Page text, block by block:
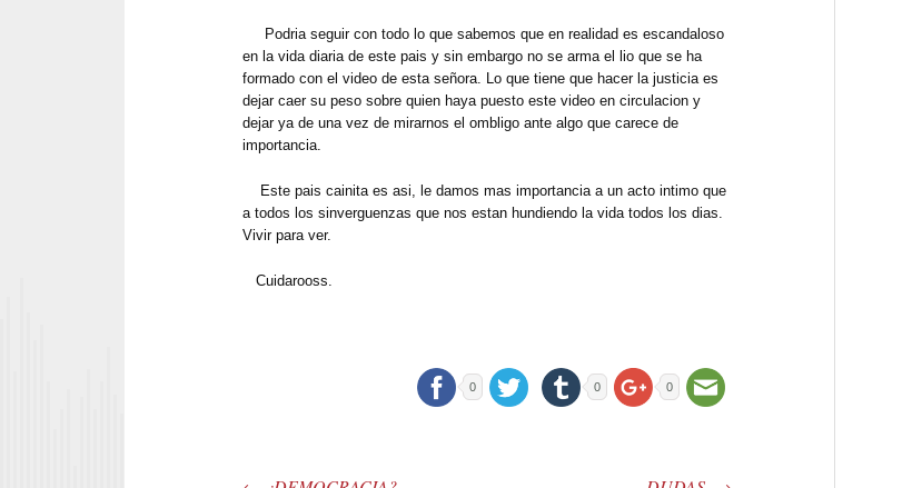
Podria seguir con todo lo que sabemos que en realidad es escandaloso
en la vida diaria de este pais y sin embargo no se arma el lio que se ha
formado con el video de esta señora. Lo que tiene que hacer la justicia es
dejar caer su peso sobre quien haya puesto este video en circulacion y
dejar ya de una vez de mirarnos el ombligo ante algo que carece de
importancia.
Este pais cainita es asi, le damos mas importancia a un acto intimo que
a todos los sinverguenzas que nos estan hundiendo la vida todos los dias.
Vivir para ver.
Cuidarooss.
0 0 0